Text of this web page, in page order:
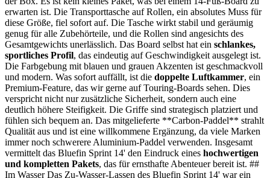
erwarten ist. Die Transporttasche auf Rollen, ein absolutes Muss für
diese Größe, fiel sofort auf. Die Tasche wirkt stabil und geräumig
genug für alle Zubehörteile, und die Rollen sind angesichts des
Gesamtgewichts unerlässlich. Das Board selbst hat ein schlankes,
sportliches Profil, das eindeutig auf Geschwindigkeit ausgelegt ist.
Die Farbgebung mit blauen und grauen Akzenten ist geschmackvoll
und modern. Was sofort auffällt, ist die doppelte Luftkammer, ein
Premium-Feature, das wir gerne auf Touring-Boards sehen. Dies
verspricht nicht nur zusätzliche Sicherheit, sondern auch eine
deutlich höhere Steifigkeit. Die Griffe sind strategisch platziert und
fühlen sich bequem an. Das mitgelieferte **Carbon-Paddel** strahlt
Qualität aus und ist eine willkommene Ergänzung, da viele Marken
immer noch schwerere Aluminium-Paddel verwenden. Insgesamt
vermittelt das Bluefin Sprint 14' den Eindruck eines hochwertigen
und kompletten Pakets, das für ernsthafte Abenteuer bereit ist. ##
Im Wasser Das Zu-Wasser-Lassen des Bluefin Sprint 14' war ein